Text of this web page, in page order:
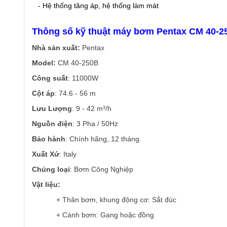
- Hệ thống tăng áp, hệ thống làm mát
Thông số kỹ thuật máy bơm Pentax CM 40-
Nhà sản xuất: Pentax
Model: CM 40-250B
Công suất: 11000W
Cột áp: 74.6 - 56 m
Lưu Lượng: 9 - 42 m³/h
Nguồn điện: 3 Pha / 50Hz
Bảo hành: Chính hãng, 12 tháng.
Xuất Xứ: Italy
Chủng loại: Bơm Công Nghiệp
Vật liệu:
+ Thân bơm, khung động cơ: Sắt đúc
+ Cánh bơm: Gang hoặc đồng